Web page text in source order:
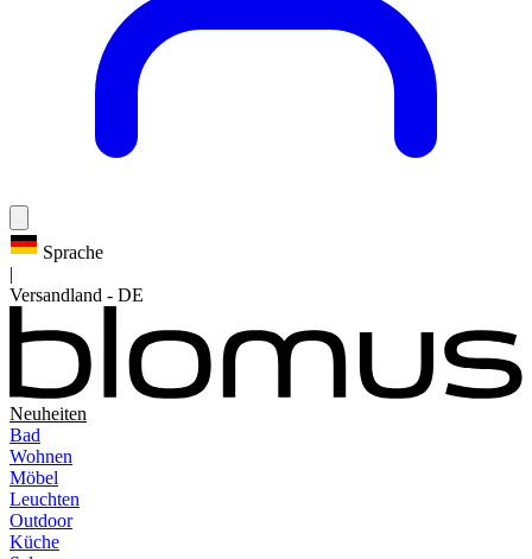
Sprache
|
Versandland - DE
Neuheiten
Bad
Wohnen
Möbel
Leuchten
Outdoor
Küche